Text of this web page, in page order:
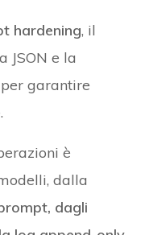
hardening, il
JSON e la
garantire
è
dalla
dagli